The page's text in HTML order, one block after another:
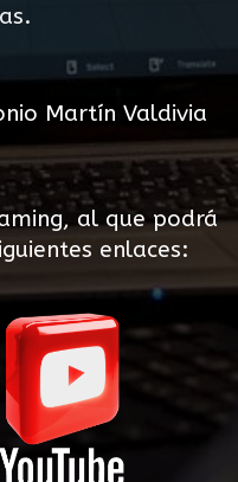
Martín Valdivia
al que podrá
enlaces: